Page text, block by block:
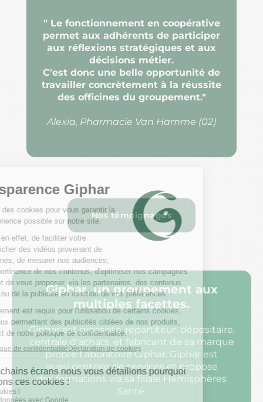
" Le fonctionnement en coopérative
permet aux adhérents de participer
aux réflexions stratégiques et aux
décisions métier.
C'est donc une belle opportunité de
travailler concrètement à la réussite
des officines du groupement."
Alexia, Pharmacie Van Hamme (02)
Nos témoignages
Giphar, un groupement aux
multiples facettes.
Giphar est grossiste-répartiteur, dépositaire,
centrale d'achats, et fabricant de sa marque
propre Laboratoire Giphar. Giphar est
aussi centrale de services et propose
des formations via sa filiale Hémisphères
Santé.